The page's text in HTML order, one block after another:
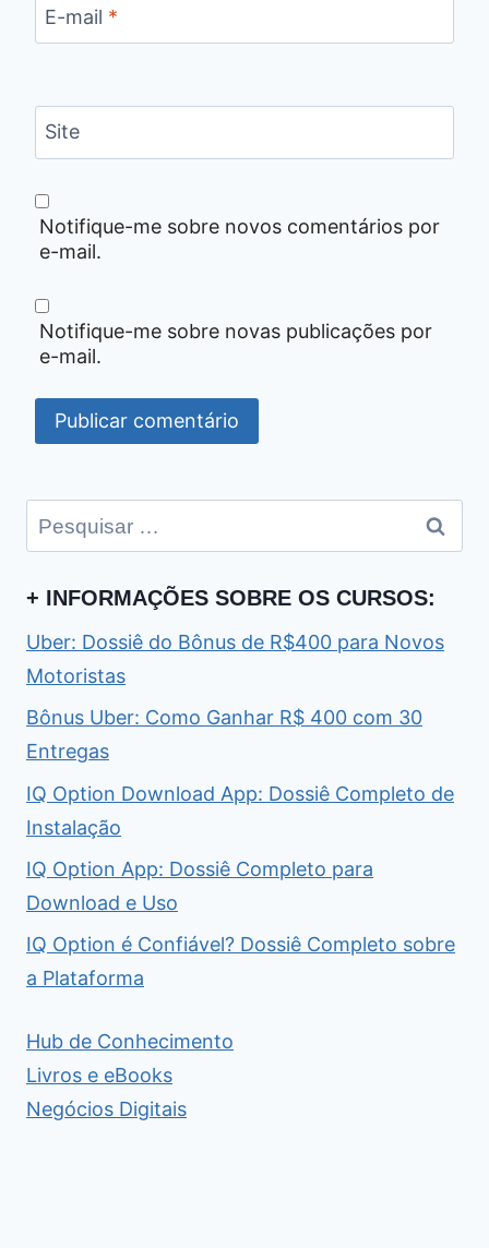
E-mail *
Site
Notifique-me sobre novos comentários por
e-mail.
Notifique-me sobre novas publicações por
e-mail.
Pesquisar
por:
+ INFORMAÇÕES SOBRE OS CURSOS:
Uber: Dossiê do Bônus de R$400 para Novos
Motoristas
Bônus Uber: Como Ganhar R$ 400 com 30
Entregas
IQ Option Download App: Dossiê Completo de
Instalação
IQ Option App: Dossiê Completo para
Download e Uso
IQ Option é Confiável? Dossiê Completo sobre
a Plataforma
Hub de Conhecimento
Livros e eBooks
Negócios Digitais